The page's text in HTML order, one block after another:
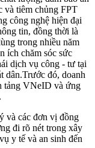
và tiêm chủng FPT
công nghệ hiện đại
tin, đồng thời là
trong nhiều năm
ích chăm sóc sức
dịch vụ công - tư tại
dân.Trước đó, doanh
tảng VNeID và ứng
và các đơn vị đồng
đi rõ nét trong xây
y tế và an sinh đến